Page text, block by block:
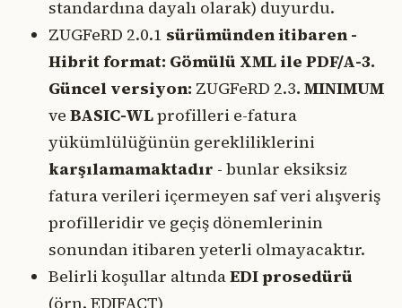
standardına dayalı olarak) duyurdu.
ZUGFeRD 2.0.1 sürümünden itibaren -
Hibrit format: Gömülü XML ile PDF/A-3.
Güncel versiyon: ZUGFeRD 2.3. MINIMUM
ve BASIC-WLprofilleri e-fatura
yükümlülüğünün gerekliliklerini
karşılamamaktadır - bunlar eksiksiz
fatura verileri içermeyen saf veri alışveriş
profilleridir ve geçiş dönemlerinin
sonundan itibaren yeterli olmayacaktır.
Belirli koşullar altındaEDI prosedürü
(örn. EDIFACT)